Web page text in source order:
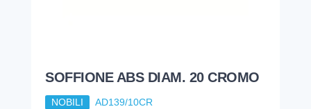
SOFFIONE ABS DIAM. 20 CROMO
NOBILI AD139/10CR